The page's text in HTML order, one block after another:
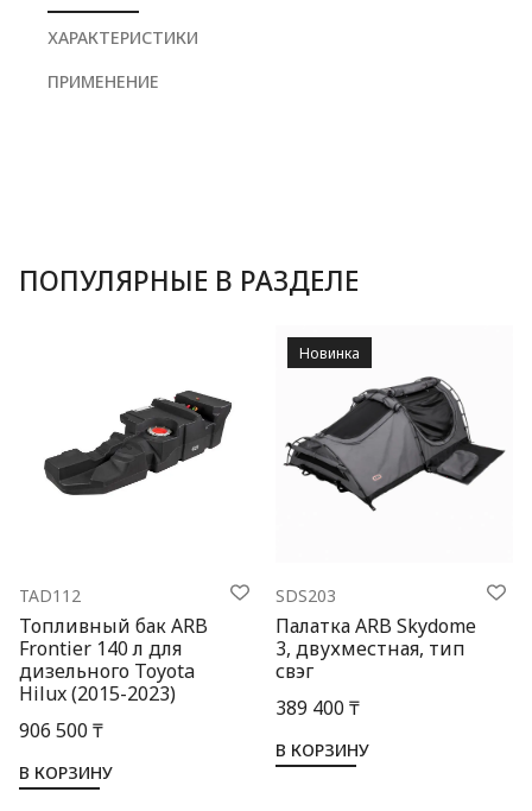
ХАРАКТЕРИСТИКИ
ПРИМЕНЕНИЕ
ПОПУЛЯРНЫЕ В РАЗДЕЛЕ
TAD112
Топливный бак ARB
Frontier 140 л для
дизельного Toyota
Hilux (2015-2023)
906 500 ₸
В КОРЗИНУ
SDS203
Палатка ARB Skydome
3, двухместная, тип
свэг
389 400 ₸
В КОРЗИНУ
Новинка